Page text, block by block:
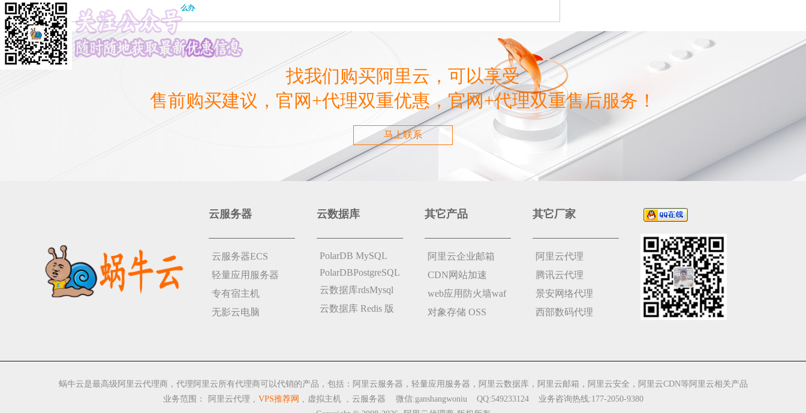
哪里
么办
找我们购买阿里云，可以享受
售前购买建议，官网+代理双重优惠，官网+代理双重售后服务！
马上联系
云服务器
云服务器ECS
轻量应用服务器
专有宿主机
无影云电脑
云数据库
PolarDB MySQL
PolarDBPostgreSQL
云数据库rdsMysql
云数据库 Redis 版
其它产品
阿里云企业邮箱
CDN网站加速
web应用防火墙waf
对象存储 OSS
其它厂家
阿里云代理
腾讯云代理
景安网络代理
西部数码代理
蜗牛云是最高级阿里云代理商，代理阿里云所有代理商可以代销的产品，包括：阿里云服务器，轻量应用服务器，阿里云数据库，阿里云邮箱，阿里云安全，阿里云CDN等阿里云相关产品
业务范围：
阿里云代理 , VPS推荐网 , 虚拟主机 , 云服务器
微信:ganshangwoniu QQ:549233124 业务咨询热线:177-2050-9380